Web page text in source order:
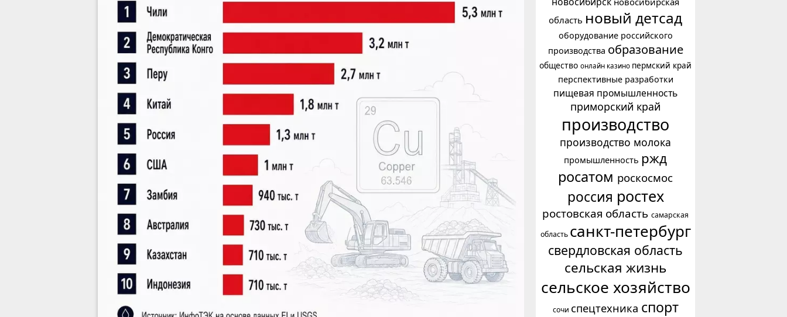
область новый детсад
оборудование российского
производства образование
общество онлайн казино пермский край
перспективные разработки
пищевая промышленность
приморский край
производство
производство молока
промышленность ржд
росатом роскосмос
россия ростех
ростовская область самарская
область санкт-петербург
свердловская область
сельская жизнь
сельское хозяйство
сочи спецтехника спорт